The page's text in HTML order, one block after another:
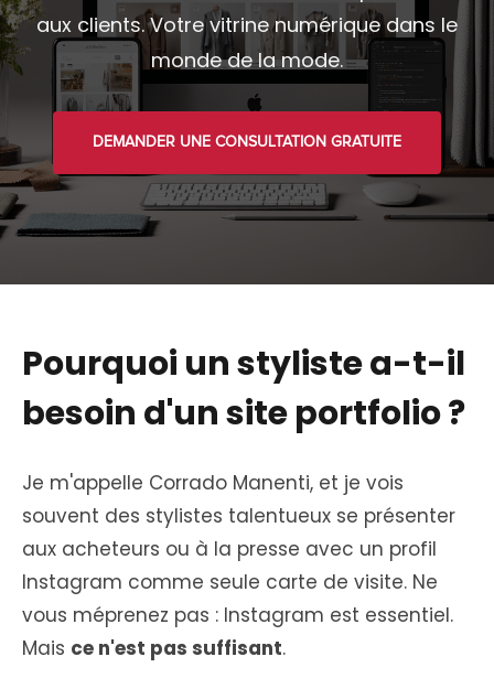
aux clients. Votre vitrine numérique dans le
monde de la mode.
DEMANDER UNE CONSULTATION GRATUITE
Pourquoi un styliste a-t-il
besoin d'un site portfolio ?
Je m'appelle Corrado Manenti, et je vois
souvent des stylistes talentueux se présenter
aux acheteurs ou à la presse avec un profil
Instagram comme seule carte de visite. Ne
vous méprenez pas : Instagram est essentiel.
Mais ce n'est pas suffisant.